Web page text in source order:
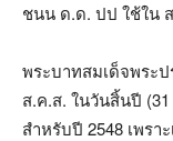
ชนน ด.ด. ปป ใช้ใน
พระบาทสมเด็จพระ
ส.ค.ส. ในวันสิ้นปี
สำหรับปี 2548 เพร